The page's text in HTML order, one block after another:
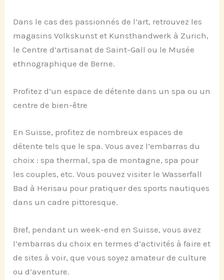
Dans le cas des passionnés de l’art, retrouvez les
magasins Volkskunst et Kunsthandwerk à Zurich,
le Centre d’artisanat de Saint-Gall ou le Musée
ethnographique de Berne.
Profitez d’un espace de détente dans un spa ou un
centre de bien-être
En Suisse, profitez de nombreux espaces de
détente tels que le spa. Vous avez l’embarras du
choix : spa thermal, spa de montagne, spa pour
les couples, etc. Vous pouvez visiter le Wasserfall
Bad à Herisau pour pratiquer des sports nautiques
dans un cadre pittoresque.
Bref, pendant un week-end en Suisse, vous avez
l’embarras du choix en termes d’activités à faire et
de sites à voir, que vous soyez amateur de culture
ou d’aventure.